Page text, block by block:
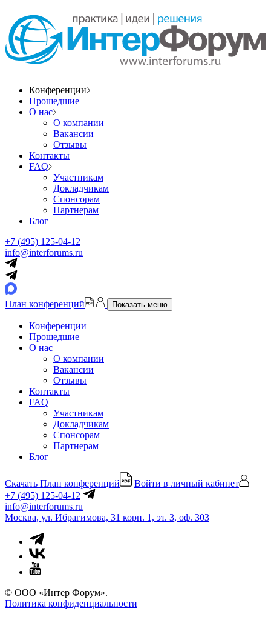
Конференции
Прошедшие
О нас
О компании
Вакансии
Отзывы
Контакты
FAQ
Участникам
Докладчикам
Спонсорам
Партнерам
Блог
+7 (495) 125-04-12
info@interforums.ru
План конференций Показать меню
Конференции
Прошедшие
О нас
О компании
Вакансии
Отзывы
Контакты
FAQ
Участникам
Докладчикам
Спонсорам
Партнерам
Блог
Скачать План конференций
Войти в личный кабинет
+7 (495) 125-04-12
info@interforums.ru
Москва, ул. Ибрагимова, 31 корп. 1, эт. 3, оф. 303
© ООО «Интер Форум».
Политика конфиденциальности